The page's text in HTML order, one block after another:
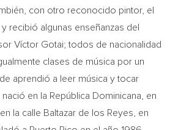
con otro reconocido pintor, el
y recibió algunas enseñanzas del
Víctor Gotai; todos de nacionalidad
clases de música por un
aprendió a leer música y tocar
en la República Dominicana, en
la calle Baltazar de los Reyes, en